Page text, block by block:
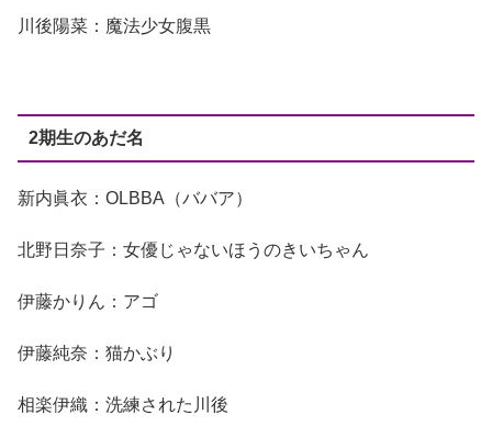
川後陽菜：魔法少女腹黒
2期生のあだ名
新内眞衣：OLBBA（ババア）
北野日奈子：女優じゃないほうのきいちゃん
伊藤かりん：アゴ
伊藤純奈：猫かぶり
相楽伊織：洗練された川後